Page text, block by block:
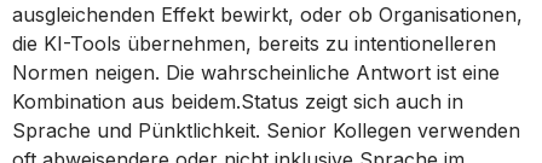
ausgleichenden Effekt bewirkt, oder ob Organisationen,
die KI-Tools übernehmen, bereits zu intentionelleren
Normen neigen. Die wahrscheinliche Antwort ist eine
Kombination aus beidem.Status zeigt sich auch in
Sprache und Pünktlichkeit. Senior Kollegen verwenden